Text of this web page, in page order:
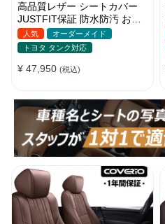
高品質レザー シートカバー
JUSTFIT保証 防水防汚 おし
ゃれ 全席セット オーダーメ
イド
人気
オーダーメイド
トヨタ タンク対応
¥ 47,950 (税込)